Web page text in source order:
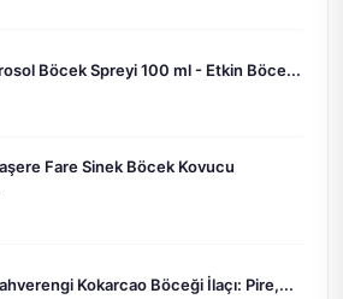
Böcek Spreyi 100 ml - Etkin Böce...
Fare Sinek Böcek Kovucu
Kokarcao Böceği İlaçı: Pire,...